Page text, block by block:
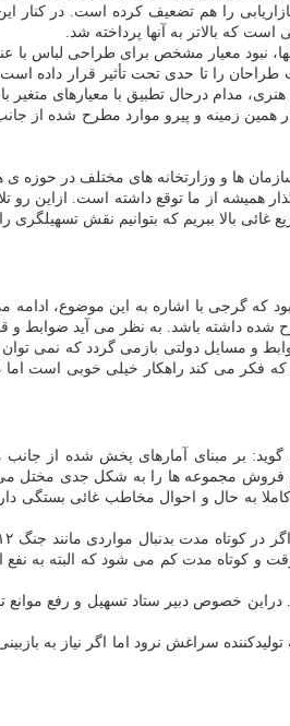
را هم تضعیف کرده است. در کنار
که بالاتر به آنها پرداخته شد.
نبود معیار مشخص برای طراحی لباس با
را تا حدی تحت تأثیر قرار داده
مدام درحال تطبیق با معیارهای متغیر
زمینه و پیرو موارد مطرح شده از جانب
ها و وزارتخانه های مختلف در حوزه
همیشه از ما توقع داشته است. ازاین رو
بالا ببریم که بتوانیم نقش تسهیلگری
که گرجی با اشاره به این موضوع، ادامه
داشته باشد. به نظر می آید ضوابط و
و مسایل دولتی بازمی گردد که نمی توان
فکر می کند راهکار خیلی خوبی است
بر مبنای آمارهای پخش شده از جانب
مجموعه ها را به شکل جدی مختل می
به حال و احوال مخاطب غائی بستگی
و کوتاه مدت کم می شود که البته به نفع
خصوص دبیر ستاد تسهیل و رفع موانع
سراغش نرود اما اگر نیاز به